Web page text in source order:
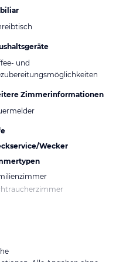
und
Zimmerinformationen
Wecker